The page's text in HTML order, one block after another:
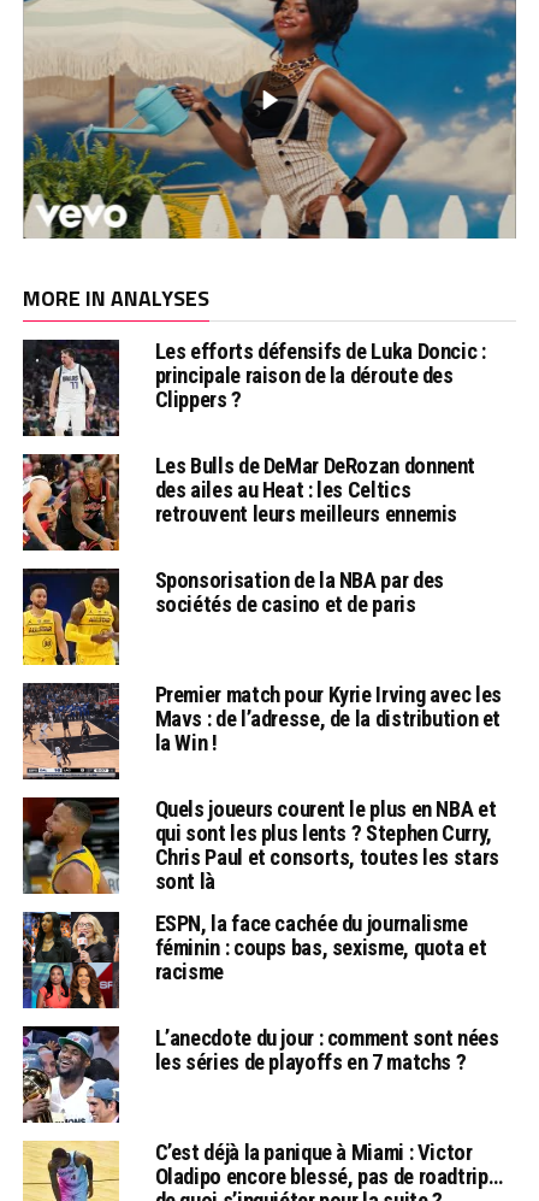
MORE IN ANALYSES
Les efforts défensifs de Luka Doncic :
principale raison de la déroute des
Clippers ?
Les Bulls de DeMar DeRozan donnent
des ailes au Heat : les Celtics
retrouvent leurs meilleurs ennemis
Sponsorisation de la NBA par des
sociétés de casino et de paris
Premier match pour Kyrie Irving avec les
Mavs : de l’adresse, de la distribution et
la Win !
Quels joueurs courent le plus en NBA et
qui sont les plus lents ? Stephen Curry,
Chris Paul et consorts, toutes les stars
sont là
ESPN, la face cachée du journalisme
féminin : coups bas, sexisme, quota et
racisme
L’anecdote du jour : comment sont nées
les séries de playoffs en 7 matchs ?
C’est déjà la panique à Miami : Victor
Oladipo encore blessé, pas de roadtrip…